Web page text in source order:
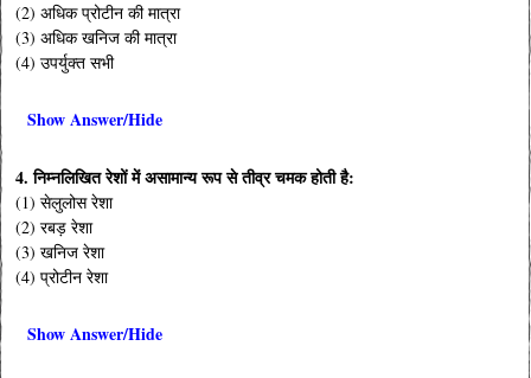
(2) अधिक प्रोटीन की मात्रा
(3) अधिक खनिज की मात्रा
(4) उपर्युक्त सभी
Show Answer/Hide
4. निम्नलिखित रेशों में असामान्य रूप से तीव्र चमक होती है:
(1) सेलुलोस रेशा
(2) रबड़ रेशा
(3) खनिज रेशा
(4) प्रोटीन रेशा
Show Answer/Hide